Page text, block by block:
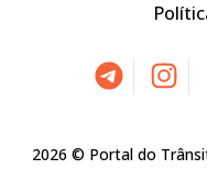
2026 © Portal do